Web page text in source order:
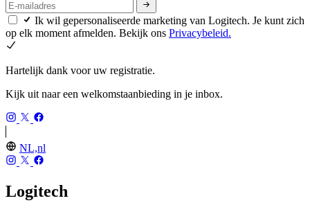
Ik wil gepersonaliseerde marketing van Logitech. Je kunt zich
op elk moment afmelden. Bekijk ons Privacybeleid.
Hartelijk dank voor uw registratie.
Kijk uit naar een welkomstaanbieding in je inbox.
NL,nl
Logitech